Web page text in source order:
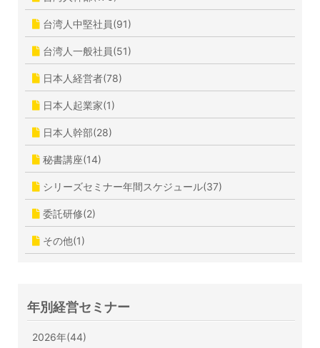
台湾人中堅社員(91)
台湾人一般社員(51)
日本人経営者(78)
日本人起業家(1)
日本人幹部(28)
秘書講座(14)
シリーズセミナー年間スケジュール(37)
委託研修(2)
その他(1)
年別経営セミナー
2026年(44)